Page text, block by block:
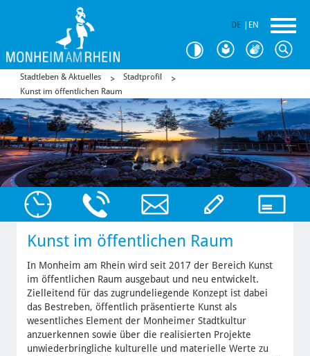
DE EN
Stadtleben & Aktuelles
Stadtprofil
Kunst im öffentlichen Raum
Kunst im öffentlichen Raum
In Monheim am Rhein wird seit 2017 der Bereich Kunst
im öffentlichen Raum ausgebaut und neu entwickelt.
Zielleitend für das zugrundeliegende Konzept ist dabei
das Bestreben, öffentlich präsentierte Kunst als
wesentliches Element der Monheimer Stadtkultur
anzuerkennen sowie über die realisierten Projekte
unwiederbringliche kulturelle und materielle Werte zu